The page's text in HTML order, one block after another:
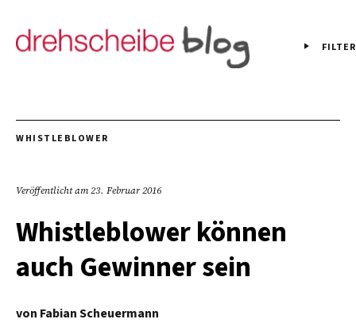
FILTER
WHISTLEBLOWER
Veröffentlicht am23. Februar 2016
Whistleblower können
auch Gewinner sein
von Fabian Scheuermann